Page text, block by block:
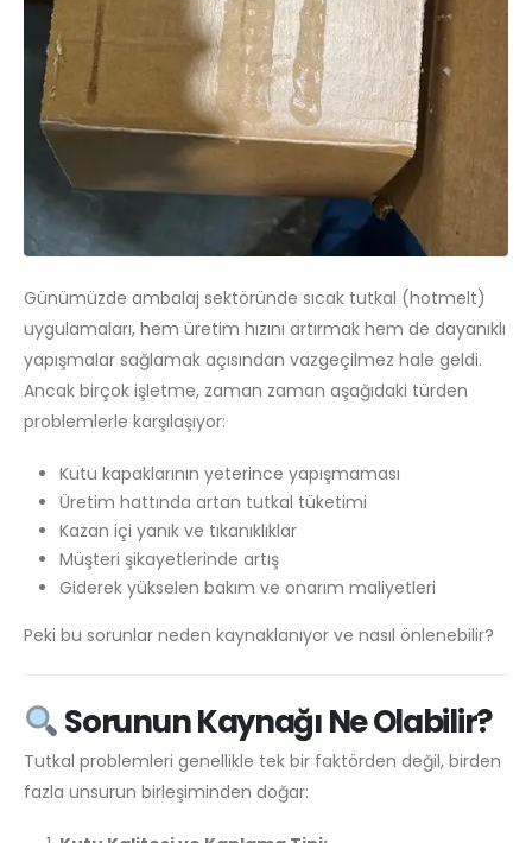
Günümüzde ambalaj sektöründe sıcak tutkal (hotmelt)
uygulamaları, hem üretim hızını artırmak hem de dayanıklı
yapışmalar sağlamak açısından vazgeçilmez hale geldi.
Ancak birçok işletme, zaman zaman aşağıdaki türden
problemlerle karşılaşıyor:
Kutu kapaklarının yeterince yapışmaması
Üretim hattında artan tutkal tüketimi
Kazan içi yanık ve tıkanıklıklar
Müşteri şikayetlerinde artış
Giderek yükselen bakım ve onarım maliyetleri
Peki bu sorunlar neden kaynaklanıyor ve nasıl önlenebilir?
Sorunun Kaynağı Ne Olabilir?
Tutkal problemleri genellikle tek bir faktörden değil, birden
fazla unsurun birleşiminden doğar: